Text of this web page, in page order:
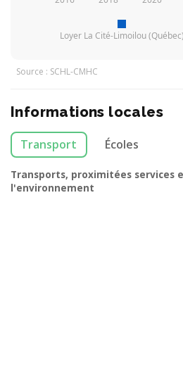
Loyer La Cité-Limoilou (Québec)
Source : SCHL-CMHC
Informations locales
Transport Écoles
Transports, proximitées services
l'environnement